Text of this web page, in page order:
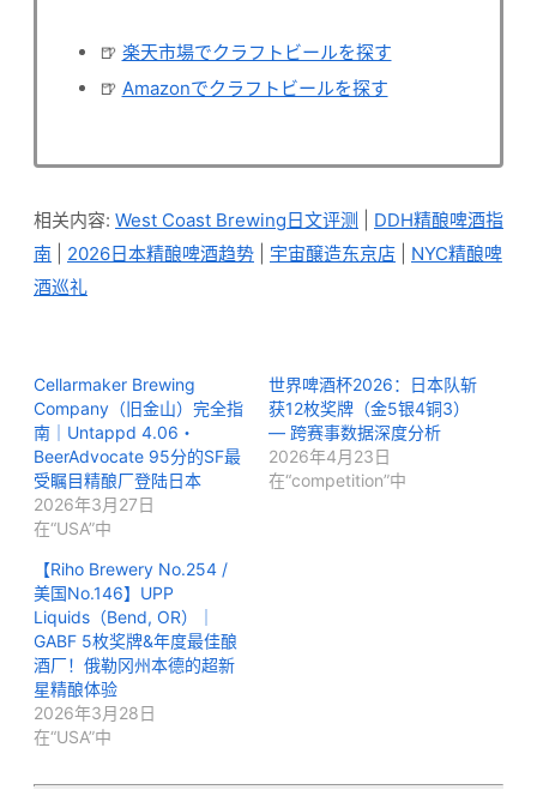
🍺 楽天市場でクラフトビールを探す
🍺 Amazonでクラフトビールを探す
相关内容: West Coast Brewing日文评测
DDH精酿啤酒指
南
2026日本精酿啤酒趋势 宇宙醸造东京店
NYC精酿啤
酒巡礼
Cellarmaker Brewing
Company（旧金山）完全指
南｜Untappd 4.06・
BeerAdvocate 95分的SF最
受瞩目精酿厂登陆日本
2026年3月27日
在“USA”中
世界啤酒杯2026：日本队斩
获12枚奖牌（金5银4铜3）
— 跨赛事数据深度分析
2026年4月23日
在“competition”中
【Riho Brewery No.254 /
美国No.146】UPP
Liquids（Bend, OR）｜
GABF 5枚奖牌&年度最佳酿
酒厂！俄勒冈州本德的超新
星精酿体验
2026年3月28日
在“USA”中